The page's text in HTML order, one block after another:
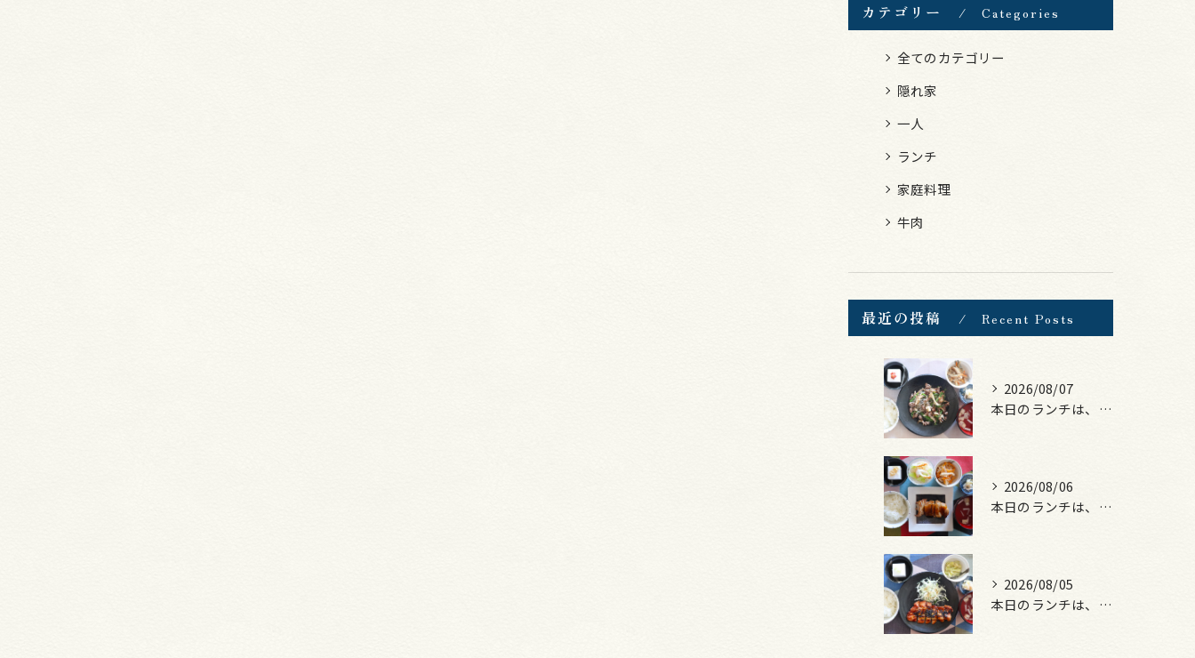
カテゴリー Categories
全てのカテゴリー
隠れ家
一人
ランチ
家庭料理
牛肉
最近の投稿 Recent Posts
2026/08/07
本日のランチは、黒毛和牛のチャプチェ！
2026/08/06
本日のランチは、照焼きチキン！
2026/08/05
本日のランチは、ロース豚カツ梅はさみ！